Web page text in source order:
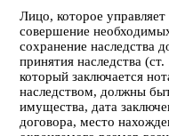
Лицо, которое
совершение
сохранение наследства
принятия наследства
который заключается
наследством, должны
имущества, дата
договора, место